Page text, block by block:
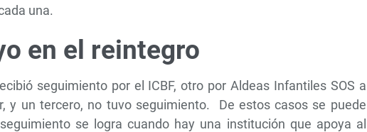
una.
en el reintegro
seguimiento por el ICBF, otro por Aldeas Infantiles SOS a
y un tercero, no tuvo seguimiento. De estos casos se puede
se logra cuando hay una institución que apoya al